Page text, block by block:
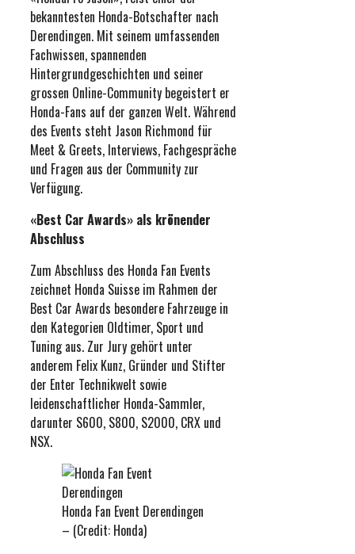
bekanntesten Honda-Botschafter nach
Derendingen. Mit seinem umfassenden
Fachwissen, spannenden
Hintergrundgeschichten und seiner
grossen Online-Community begeistert er
Honda-Fans auf der ganzen Welt. Während
des Events steht Jason Richmond für
Meet & Greets, Interviews, Fachgespräche
und Fragen aus der Community zur
Verfügung.
«Best Car Awards» als krönender
Abschluss
Zum Abschluss des Honda Fan Events
zeichnet Honda Suisse im Rahmen der
Best Car Awards besondere Fahrzeuge in
den Kategorien Oldtimer, Sport und
Tuning aus. Zur Jury gehört unter
anderem Felix Kunz, Gründer und Stifter
der Enter Technikwelt sowie
leidenschaftlicher Honda-Sammler,
darunter S600, S800, S2000, CRX und
NSX.
Honda Fan Event Derendingen
– (Credit: Honda)